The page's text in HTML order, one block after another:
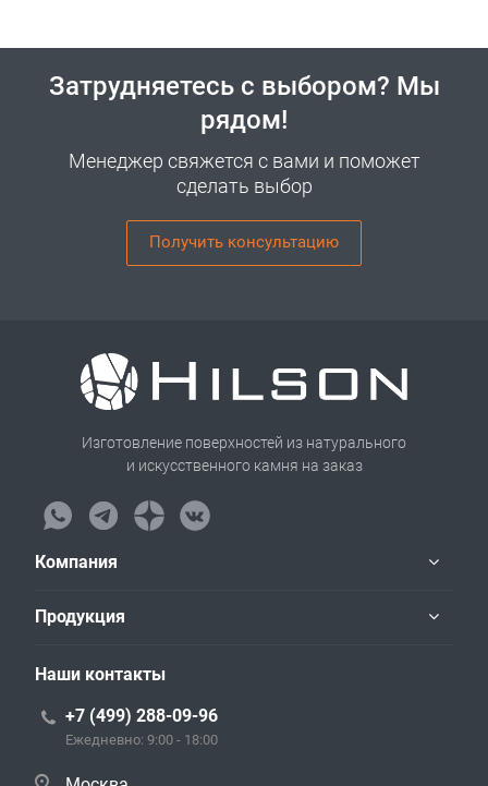
Затрудняетесь с выбором? Мы
рядом!
Менеджер свяжется с вами и поможет
сделать выбор
Получить консультацию
Изготовление поверхностей из натурального
и искусственного камня на заказ
Компания
Продукция
Наши контакты
+7 (499) 288-09-96
Ежедневно: 9:00 - 18:00